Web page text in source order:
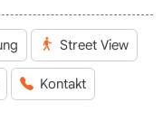
Street View
Kontakt